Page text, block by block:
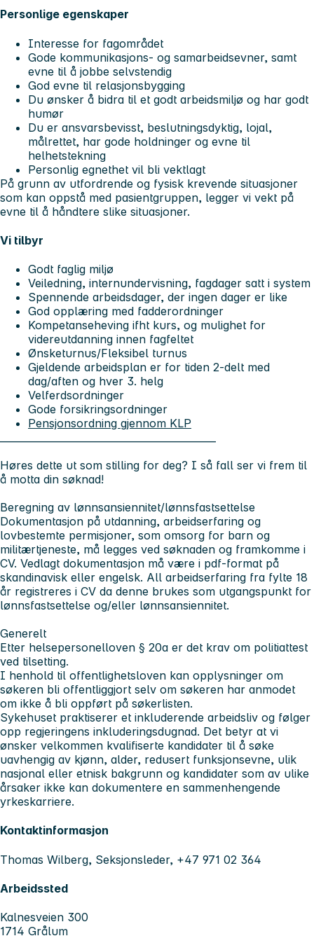
Personlige egenskaper
Interesse for fagområdet
Gode kommunikasjons- og samarbeidsevner, samt
evne til å jobbe selvstendig
God evne til relasjonsbygging
Du ønsker å bidra til et godt arbeidsmiljø og har godt
humør
Du er ansvarsbevisst, beslutningsdyktig, lojal,
målrettet, har gode holdninger og evne til
helhetstekning
Personlig egnethet vil bli vektlagt
På grunn av utfordrende og fysisk krevende situasjoner
som kan oppstå med pasientgruppen, legger vi vekt på
evne til å håndtere slike situasjoner.
Vi tilbyr
Godt faglig miljø
Veiledning, internundervisning, fagdager satt i system
Spennende arbeidsdager, der ingen dager er like
God opplæring med fadderordninger
Kompetanseheving ifht kurs, og mulighet for
videreutdanning innen fagfeltet
Ønsketurnus/Fleksibel turnus
Gjeldende arbeidsplan er for tiden 2-delt med
dag/aften og hver 3. helg
Velferdsordninger
Gode forsikringsordninger
Pensjonsordning gjennom KLP
Høres dette ut som stilling for deg? I så fall ser vi frem til
å motta din søknad!
Beregning av lønnsansiennitet/lønnsfastsettelse
Dokumentasjon på utdanning, arbeidserfaring og
lovbestemte permisjoner, som omsorg for barn og
militærtjeneste, må legges ved søknaden og framkomme i
CV. Vedlagt dokumentasjon må være i pdf-format på
skandinavisk eller engelsk. All arbeidserfaring fra fylte 18
år registreres i CV da denne brukes som utgangspunkt for
lønnsfastsettelse og/eller lønnsansiennitet.
Generelt
Etter helsepersonelloven § 20a er det krav om politiattest
ved tilsetting.
I henhold til offentlighetsloven kan opplysninger om
søkeren bli offentliggjort selv om søkeren har anmodet
om ikke å bli oppført på søkerlisten.
Sykehuset praktiserer et inkluderende arbeidsliv og følger
opp regjeringens inkluderingsdugnad. Det betyr at vi
ønsker velkommen kvalifiserte kandidater til å søke
uavhengig av kjønn, alder, redusert funksjonsevne, ulik
nasjonal eller etnisk bakgrunn og kandidater som av ulike
årsaker ikke kan dokumentere en sammenhengende
yrkeskarriere.
Kontaktinformasjon
Thomas Wilberg, Seksjonsleder, +47 971 02 364
Arbeidssted
Kalnesveien 300
1714 Grålum